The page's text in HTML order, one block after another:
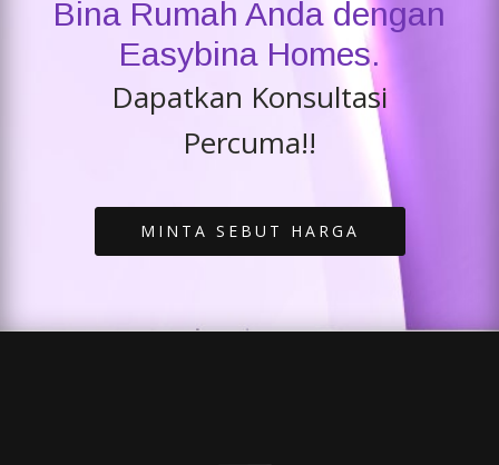
Bina Rumah Anda dengan
Easybina Homes.
Dapatkan Konsultasi
Percuma!!
MINTA SEBUT HARGA